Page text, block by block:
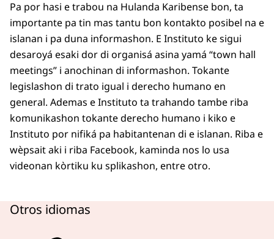
inkluso den lei i regulashon relashoná ku klima.
Na Hulanda Karibense, e riesgonan di kambio di
klima ta partikularmente signifikante: nivel di
laman ta subi, periodonan di sekura ta bira mas
largu, i refnan di koral ta muriendo. P’esei e
Instituto ta kere ku kambio di klima mester ta
un komponente permanente di maneho pa e
islanan. E Instituto ta investigando tambe kon e
por hunga un ròl riba e tereno aki.
internashonal yamá OPCAT (Optional Protocol
to the Convention against Torture) ta eksistí pa
e propósito aki. E Instituto ta investigando si
esaki por ta aplikabel tambe pa Hulanda
Karibense.
Pa por hasi e trabou na Hulanda Karibense bon, ta
importante pa tin mas tantu bon kontakto posibel na e
islanan i pa duna informashon. E Instituto ke sigui
desaroyá esaki dor di organisá asina yamá “town hall
meetings” i anochinan di informashon. Tokante
legislashon di trato igual i derecho humano en
general. Ademas e Instituto ta trahando tambe riba
komunikashon tokante derecho humano i kiko e
Instituto por nifiká pa habitantenan di e islanan. Riba e
wèpsait aki i riba Facebook, kaminda nos lo usa
videonan kòrtiku ku splikashon, entre otro.
Otros idiomas